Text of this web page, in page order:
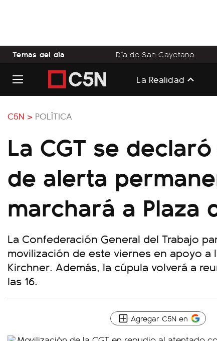
Temas del día Día de San Cayetano
La Realidad
C5N > POLÍTICA
La CGT se
de alerta
marchará a Plaza
La Confederación General del Trabajo
movilización de este viernes en apoyo a
Kirchner. Además, la cúpula volverá a
las 16.
Agregar C5N en